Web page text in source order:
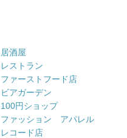
居酒屋
レストラン
ファーストフード店
ビアガーデン
100円ショップ
ファッション アパレル
レコード店